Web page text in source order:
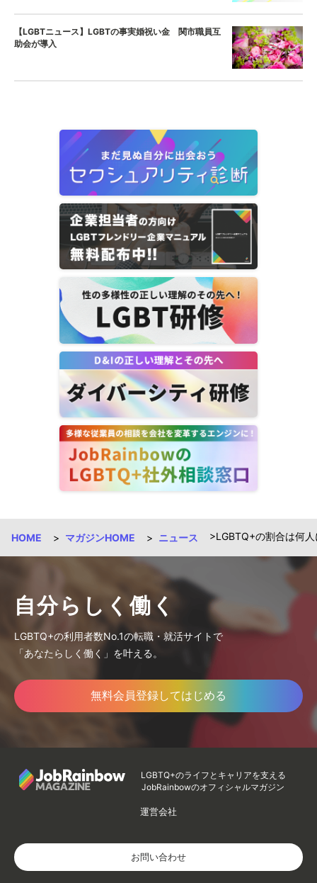
【LGBTニュース】LGBTの事実婚祝い金 関市職員互
助会が導入
HOME マガジンHOME ニュース LGBTQ+の割合は何
自分らしく働く
LGBTQ+の利用者数No.1の転職・就活サイトで
「あなたらしく働く」を叶える。
無料会員登録してはじめる
LGBTQ+のライフとキャリアを支える
JobRainbowのオフィシャルマガジン
運営会社
お問い合わせ